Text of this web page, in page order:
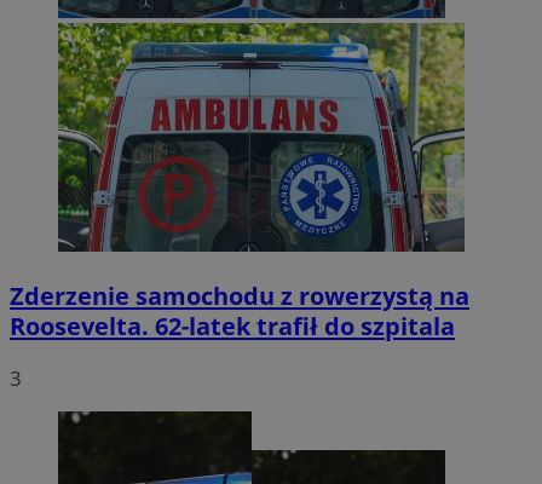
Zderzenie samochodu z rowerzystą na
Roosevelta. 62-latek trafił do szpitala
3